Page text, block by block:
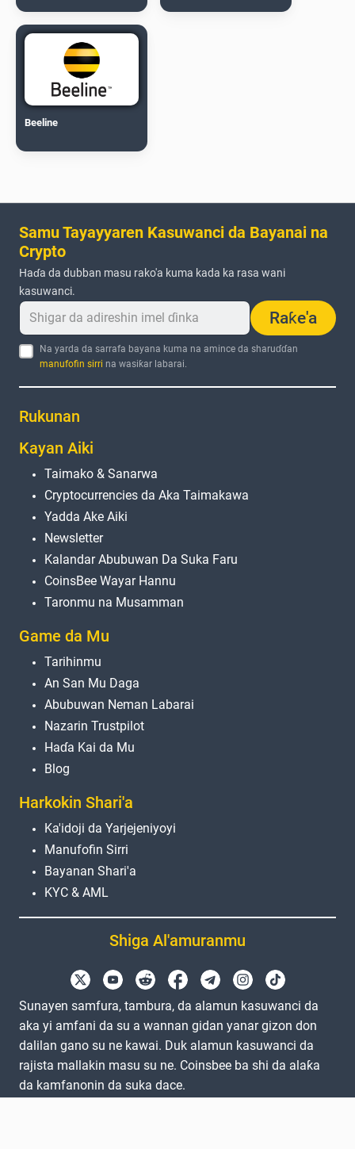
Beeline
Samu Tayayyaren Kasuwanci da Bayanai na
Crypto
Haɗa da dubban masu rako'a kuma kada ka rasa wani
kasuwanci.
Raƙe'a
Na yarda da sarrafa bayana kuma na amince da sharuɗɗan
manufofin sirri na wasiƙar labarai.
Rukunan
Kayan Aiki
Taimako & Sanarwa
Cryptocurrencies da Aka Taimakawa
Yadda Ake Aiki
Newsletter
Kalandar Abubuwan Da Suka Faru
CoinsBee Wayar Hannu
Taronmu na Musamman
Game da Mu
Tarihinmu
An San Mu Daga
Abubuwan Neman Labarai
Nazarin Trustpilot
Haɗa Kai da Mu
Blog
Harkokin Shari'a
Ka'idoji da Yarjejeniyoyi
Manufofin Sirri
Bayanan Shari'a
KYC & AML
Shiga Al'amuranmu
Sunayen samfura, tambura, da alamun kasuwanci da
aka yi amfani da su a wannan gidan yanar gizon don
dalilan gano su ne kawai. Duk alamun kasuwanci da
rajista mallakin masu su ne. Coinsbee ba shi da alaƙa
da kamfanonin da suka dace.